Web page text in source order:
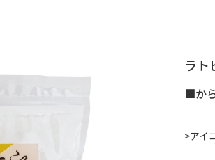
ラト
■か
>アイ